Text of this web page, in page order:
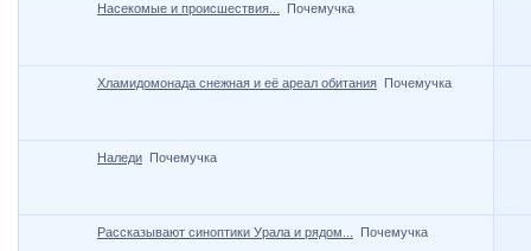
Насекомые и происшествия... Почемучка
Хламидомонада снежная и её ареал обитания Почемучка
Наледи Почемучка
Рассказывают синоптики Урала и рядом... Почемучка